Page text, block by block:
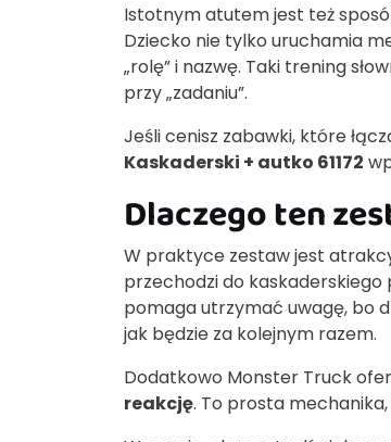
Istotnym atutem jest też
Dziecko nie tylko uruchamia
„rolę” i nazwę. Taki trening
przy „zadaniu”.
Jeśli cenisz zabawki, które
Kaskaderski + autko 61172
Dlaczego ten
W praktyce zestaw jest
przechodzi do kaskaderskiego
pomaga utrzymać uwagę, bo
jak będzie za kolejnym razem.
Dodatkowo Monster Truck
reakcję. To prosta